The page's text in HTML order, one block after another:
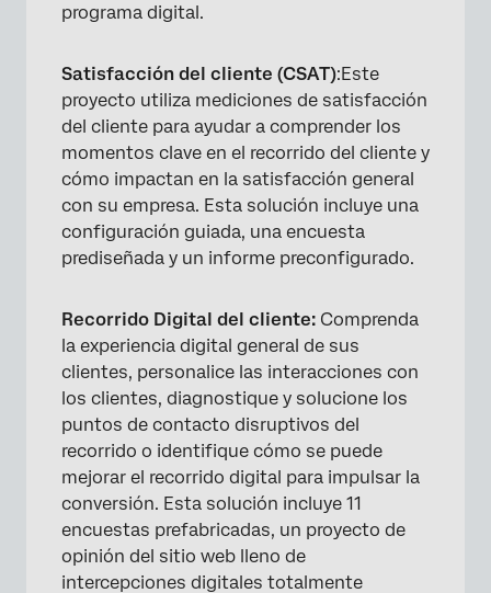
programa digital.
Satisfacción del cliente (CSAT):Este
proyecto utiliza mediciones de satisfacción
del cliente para ayudar a comprender los
momentos clave en el recorrido del cliente y
cómo impactan en la satisfacción general
con su empresa. Esta solución incluye una
configuración guiada, una encuesta
prediseñada y un informe preconfigurado.
Recorrido Digital del cliente: Comprenda
la experiencia digital general de sus
clientes, personalice las interacciones con
los clientes, diagnostique y solucione los
puntos de contacto disruptivos del
recorrido o identifique cómo se puede
mejorar el recorrido digital para impulsar la
conversión. Esta solución incluye 11
encuestas prefabricadas, un proyecto de
opinión del sitio web lleno de
intercepciones digitales totalmente